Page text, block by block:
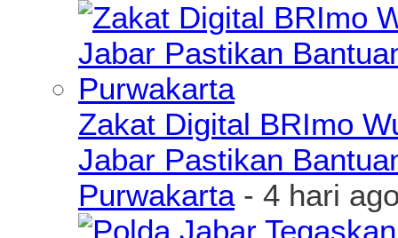
Zakat Digital BRImo
Jabar Pastikan
Purwakarta- 4 hari